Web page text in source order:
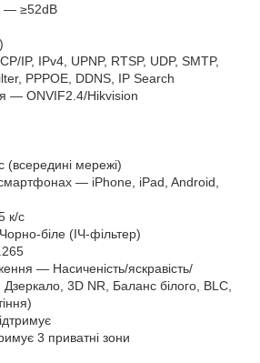
— ≥52dB
IP, IPv4, UPNP, RTSP, UDP, SMTP,
PPPOE, DDNS, IP Search
— ONVIF2.4/Hikvision
(всередині мережі)
— iPhone, iPad, Android,
к/с
біле (ІЧ-фільтер)
— Насиченість/яскравість/
Дзеркало, 3D NR, Баланс білого, BLC,
3 приватні зони